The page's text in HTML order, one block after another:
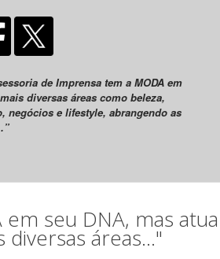
de Imprensa tem a MODA em
diversas áreas como beleza,
negócios e lifestyle, abrangendo as
seu DNA, mas atua
diversas áreas..."